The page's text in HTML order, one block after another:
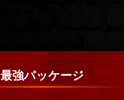
最強パッケージ